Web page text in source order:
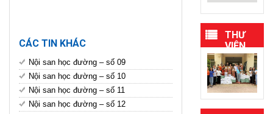
CÁC TIN KHÁC
Nội san học đường – số 09
Nội san học đường – số 10
Nội san học đường – số 11
Nội san học đường – số 12
THƯ
VIỆN
HÌNH
ẢNH